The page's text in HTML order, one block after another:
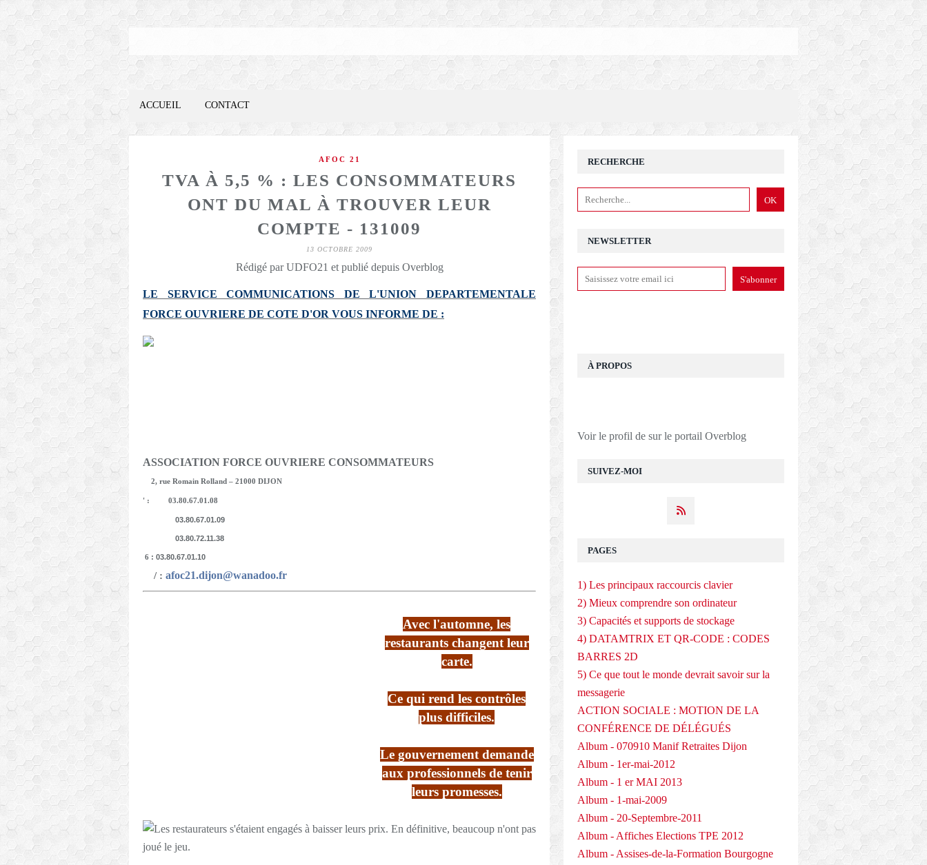
ACCUEIL CONTACT
AFOC 21
TVA À 5,5 % : LES CONSOMMATEURS
ONT DU MAL À TROUVER LEUR
COMPTE - 131009
13 OCTOBRE 2009
Rédigé par UDFO21 et publié depuis Overblog
LE SERVICE COMMUNICATIONS DE L'UNION DEPARTEMENTALE
FORCE OUVRIERE DE COTE D'OR VOUS INFORME DE :
ASSOCIATION FORCE OUVRIERE CONSOMMATEURS
2, rue Romain Rolland – 21000 DIJON
' : 03.80.67.01.08
03.80.67.01.09
03.80.72.11.38
6 : 03.80.67.01.10
/: afoc21.dijon@wanadoo.fr
Avec l'automne, les
restaurants changent leur
carte.
Ce qui rend les contrôles
plus difficiles.
Le gouvernement demande
aux professionnels de tenir
leurs promesses.
NEWSLETTER
SUIVEZ-MOI
RECHERCHE
À PROPOS
Voir le profil de sur le portail Overblog
PAGES
1) Les principaux raccourcis clavier
2) Mieux comprendre son ordinateur
3) Capacités et supports de stockage
4) DATAMTRIX ET QR-CODE : CODES
BARRES 2D
5) Ce que tout le monde devrait savoir sur la
messagerie
ACTION SOCIALE : MOTION DE LA
CONFÉRENCE DE DÉLÉGUÉS
Album - 070910 Manif Retraites Dijon
Album - 1er-mai-2012
Album - 1 er MAI 2013
Album - 1-mai-2009
Album - 20-Septembre-2011
Album - Affiches Elections TPE 2012
Album - Assises-de-la-Formation Bourgogne